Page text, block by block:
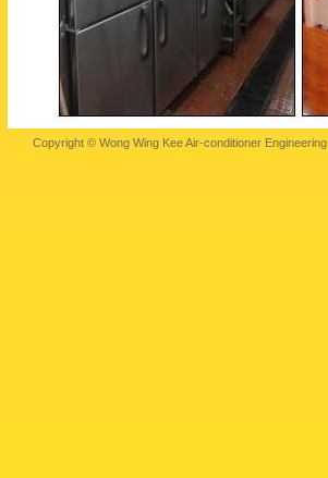
Copyright © Wong Wing Kee Air-conditioner Engineering